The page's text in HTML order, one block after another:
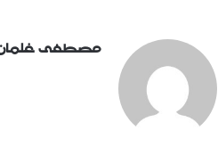
مصطفى